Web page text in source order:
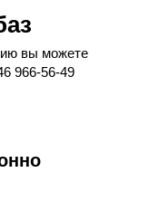
вы можете
966-56-49